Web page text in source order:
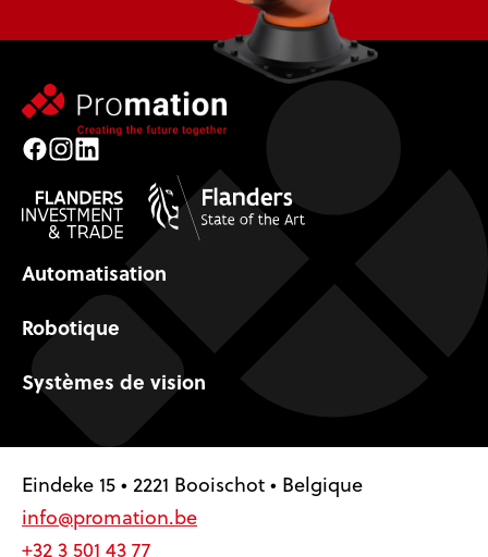
Facebook
Instagram
Automatisation
Robotique
Systèmes de vision
Eindeke 15 • 2221 Booischot • Belgique
info@promation.be
+32 3 501 43 77